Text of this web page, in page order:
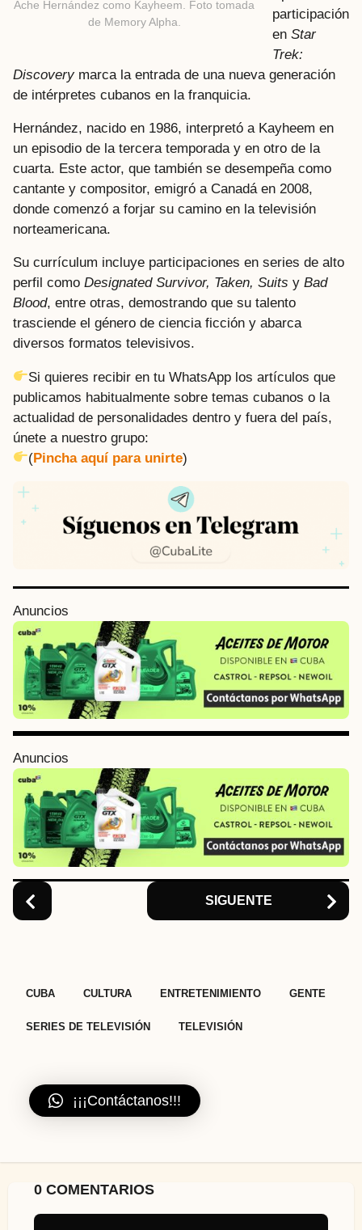
Ache Hernández como Kayheem. Foto tomada
de Memory Alpha.
participación
en Star
Trek:
Discovery marca la entrada de una nueva generación
de intérpretes cubanos en la franquicia.
Hernández, nacido en 1986, interpretó a Kayheem en
un episodio de la tercera temporada y en otro de la
cuarta. Este actor, que también se desempeña como
cantante y compositor, emigró a Canadá en 2008,
donde comenzó a forjar su camino en la televisión
norteamericana.
Su currículum incluye participaciones en series de alto
perfil como Designated Survivor, Taken, Suits y Bad
Blood, entre otras, demostrando que su talento
trasciende el género de ciencia ficción y abarca
diversos formatos televisivos.
Si quieres recibir en tu WhatsApp los artículos que
publicamos habitualmente sobre temas cubanos o la
actualidad de personalidades dentro y fuera del país,
únete a nuestro grupo:
(Pincha aquí para unirte)
Anuncios
Anuncios
P
o
P
a
g
i
n
o
n
SIGUENTE
CUBA CULTURA ENTRETENIMIENTO GENTE
SERIES DE TELEVISIÓN TELEVISIÓN
¡¡¡Contáctanos!!!
0 COMENTARIOS